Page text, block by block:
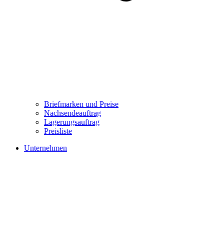
Briefmarken und Preise
Nachsendeauftrag
Lagerungsauftrag
Preisliste
Unternehmen